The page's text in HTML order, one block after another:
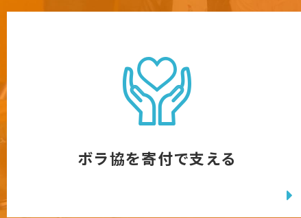
ボラ協を寄付で支える